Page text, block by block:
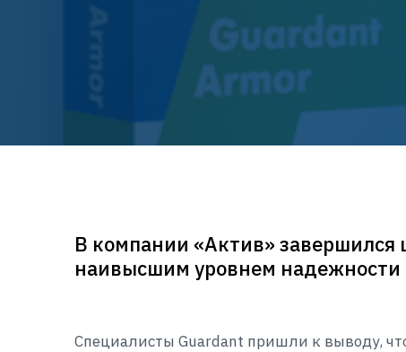
В компании «Актив»
наивысшим уровнем
Специалисты Guardant пришли к выводу,